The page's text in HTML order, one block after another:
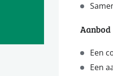
Aanbod
Een
Een